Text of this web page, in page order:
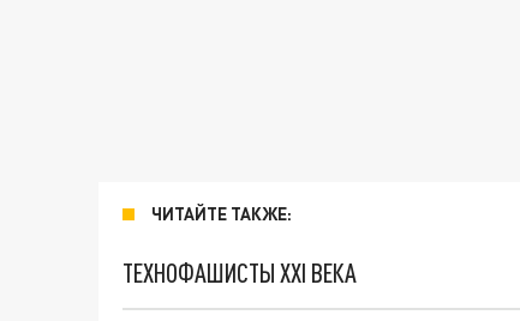
ЧИТАЙТЕ ТАКЖЕ:
ТЕХНОФАШИСТЫ XXI ВЕКА